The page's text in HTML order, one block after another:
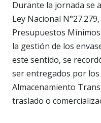
Durante la jornada se
Ley Nacional
Presupuestos
la gestión de los
este sentido, se
ser entregados por
Almacenamiento
traslado o